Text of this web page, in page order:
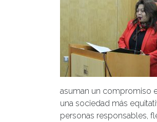
asuman un compromiso
una sociedad más
personas responsables,